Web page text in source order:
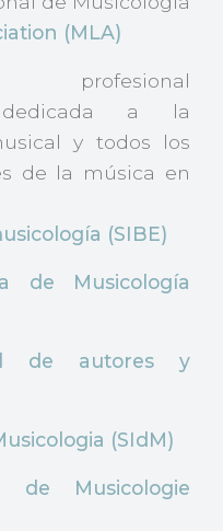
(MLA)
profesional
dedicada a la
y todos los
de la música en
(SIBE)
de Musicología
de autores y
(SIdM)
de Musicologie